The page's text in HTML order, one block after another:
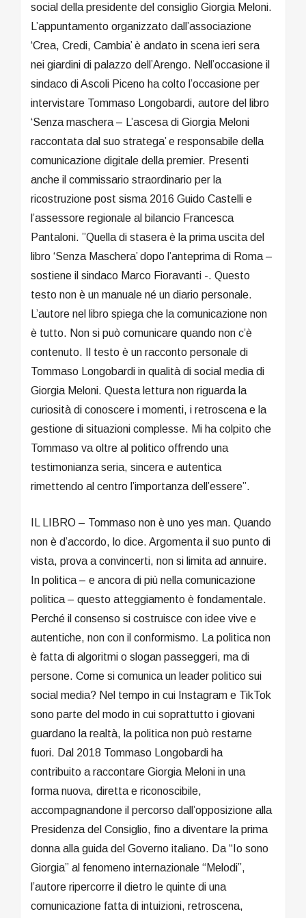
social della presidente del consiglio Giorgia Meloni.
L’appuntamento organizzato dall’associazione
‘Crea, Credi, Cambia’ è andato in scena ieri sera
nei giardini di palazzo dell’Arengo. Nell’occasione il
sindaco di Ascoli Piceno ha colto l’occasione per
intervistare Tommaso Longobardi, autore del libro
‘Senza maschera – L’ascesa di Giorgia Meloni
raccontata dal suo stratega’ e responsabile della
comunicazione digitale della premier. Presenti
anche il commissario straordinario per la
ricostruzione post sisma 2016 Guido Castelli e
l’assessore regionale al bilancio Francesca
Pantaloni. ”Quella di stasera è la prima uscita del
libro ‘Senza Maschera’ dopo l’anteprima di Roma –
sostiene il sindaco Marco Fioravanti -. Questo
testo non è un manuale né un diario personale.
L’autore nel libro spiega che la comunicazione non
è tutto. Non si può comunicare quando non c’è
contenuto. Il testo è un racconto personale di
Tommaso Longobardi in qualità di social media di
Giorgia Meloni. Questa lettura non riguarda la
curiosità di conoscere i momenti, i retroscena e la
gestione di situazioni complesse. Mi ha colpito che
Tommaso va oltre al politico offrendo una
testimonianza seria, sincera e autentica
rimettendo al centro l’importanza dell’essere”.
IL LIBRO – Tommaso non è uno yes man. Quando
non è d’accordo, lo dice. Argomenta il suo punto di
vista, prova a convincerti, non si limita ad annuire.
In politica – e ancora di più nella comunicazione
politica – questo atteggiamento è fondamentale.
Perché il consenso si costruisce con idee vive e
autentiche, non con il conformismo. La politica non
è fatta di algoritmi o slogan passeggeri, ma di
persone. Come si comunica un leader politico sui
social media? Nel tempo in cui Instagram e TikTok
sono parte del modo in cui soprattutto i giovani
guardano la realtà, la politica non può restarne
fuori. Dal 2018 Tommaso Longobardi ha
contribuito a raccontare Giorgia Meloni in una
forma nuova, diretta e riconoscibile,
accompagnandone il percorso dall’opposizione alla
Presidenza del Consiglio, fino a diventare la prima
donna alla guida del Governo italiano. Da “Io sono
Giorgia” al fenomeno internazionale “Melodi”,
l’autore ripercorre il dietro le quinte di una
comunicazione fatta di intuizioni, retroscena,